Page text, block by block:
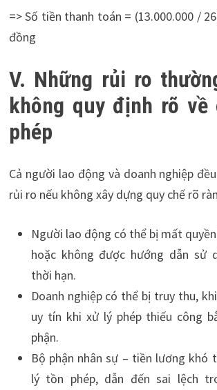
=> Số tiền thanh toán = (13.000.000 /
đồng
V. Những rủi ro
không quy định rõ về
phép
Cả người lao động và doanh nghiệp
rủi ro nếu không xây dựng quy chế rõ
Người lao động có thể bị mất
hoặc không được hướng dẫn sử
thời hạn.
Doanh nghiệp có thể bị truy thu,
uy tín khi xử lý phép thiếu công
phận.
Bộ phận nhân sự – tiền lương khó
lý tồn phép, dẫn đến sai lệch